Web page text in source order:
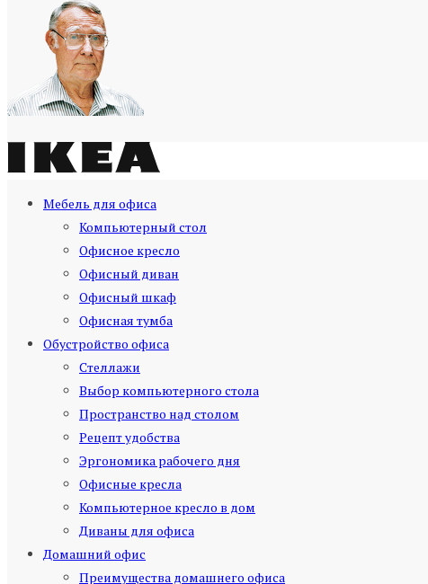
Мебель для офиса
Компьютерный стол
Офисное кресло
Офисный диван
Офисный шкаф
Офисная тумба
Обустройство офиса
Стеллажи
Выбор компьютерного стола
Пространство над столом
Рецепт удобства
Эргономика рабочего дня
Офисные кресла
Компьютерное кресло в дом
Диваны для офиса
Домашний офис
Преимущества домашнего офиса